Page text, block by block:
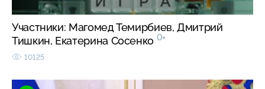
Участники: Магомед Темирбиев, Дмитрий
Тишкин, Екатерина Сосенко 0+
10125